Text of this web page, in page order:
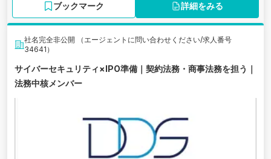
ブックマーク 詳細をみる
社名完全非公開 （エージェントに問い合わせください/求人番号
34641）
サイバーセキュリティ×IPO準備｜契約法務・商事法務を担う｜
法務中核メンバー